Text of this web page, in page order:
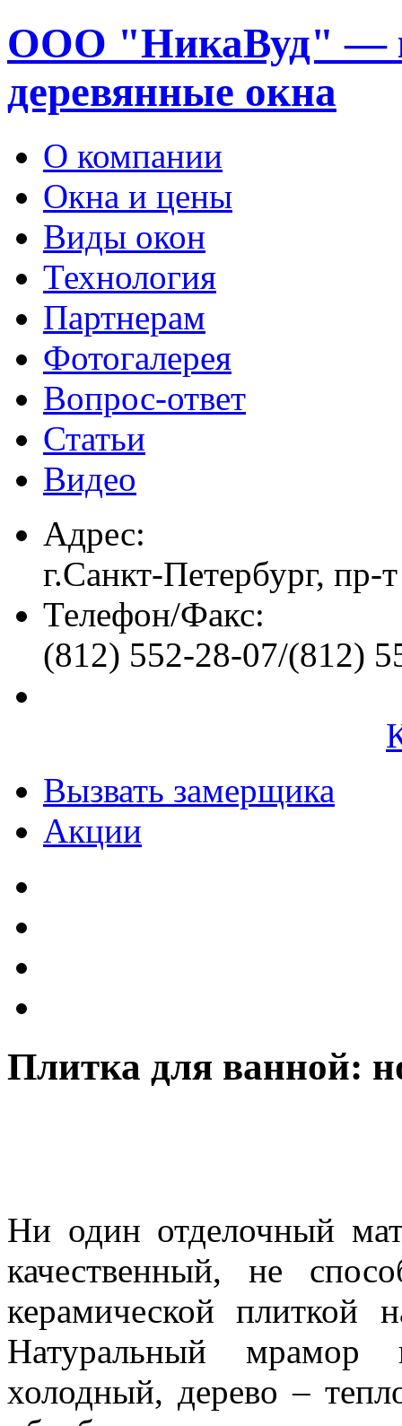
ООО "НикаВуд" —
деревянные окна
О компании
Окна и цены
Виды окон
Технология
Партнерам
Фотогалерея
Вопрос-ответ
Статьи
Видео
Адрес:
г.Санкт-Петербург, пр-
Телефон/Факс:
(812) 552-28-07/(812)
Вызвать замерщика
Акции
Плитка для ванной:
Ни один отделочный
качественный, не
керамической плиткой
Натуральный
холодный, дерево –